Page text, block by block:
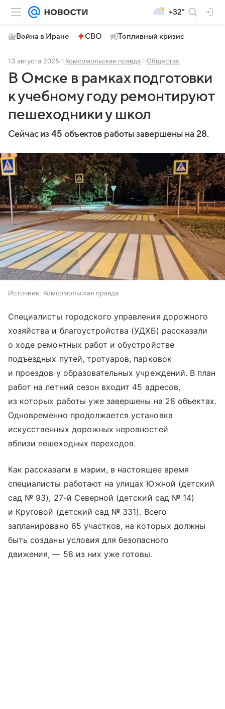
+32°
Война в Иране СВО Топливный кризис
13 августа 2025 Комсомольская правда Общество
В Омске в рамках подготовки
к учебному году ремонтируют
пешеходники у школ
Сейчас из 45 объектов работы завершены на 28.
Источник: Комсомольская правда
Специалисты городского управления дорожного
хозяйства и благоустройства (УДХБ) рассказали
о ходе ремонтных работ и обустройстве
подъездных путей, тротуаров, парковок
и проездов у образовательных учреждений. В план
работ на летний сезон входит 45 адресов,
из которых работы уже завершены на 28 объектах.
Одновременно продолжается установка
искусственных дорожных неровностей
вблизи пешеходных переходов.
Как рассказали в мэрии, в настоящее время
специалисты работают на улицах Южной (детский
сад № 93), 27-й Северной (детский сад № 14)
и Круговой (детский сад № 331). Всего
запланировано 65 участков, на которых должны
быть созданы условия для безопасного
движения, — 58 из них уже готовы.